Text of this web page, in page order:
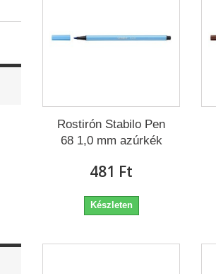
Rostirón Stabilo Pen
68 1,0 mm azúrkék
481 Ft‎
Készleten